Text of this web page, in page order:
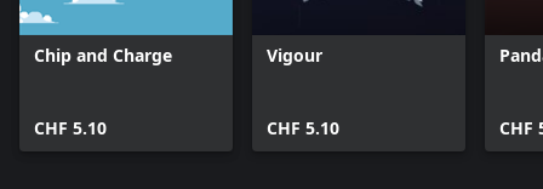
Chip and Charge
CHF 5.10
Vigour
CHF 5.10 CHF